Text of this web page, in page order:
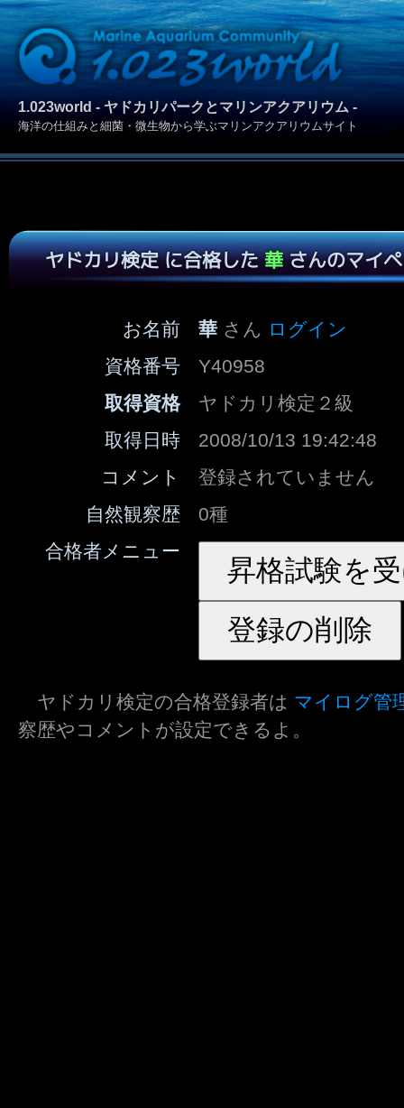
1.023world - ヤドカリパークとマリンアクアリウム -
海洋の仕組みと細菌・微生物から学ぶマリンアクアリウムサイト
ヤドカリ検定 に合格した華さんのマイ
お名前 華 さん ログイン
資格番号
Y40958
取得資格
ヤドカリ検定２級
取得日時
2008/10/13 19:42:48
コメント
登録されていません
自然観察歴
0種
合格者メニュー
ヤドカリ検定の合格登録者は マイログ管
察歴やコメントが設定できるよ。